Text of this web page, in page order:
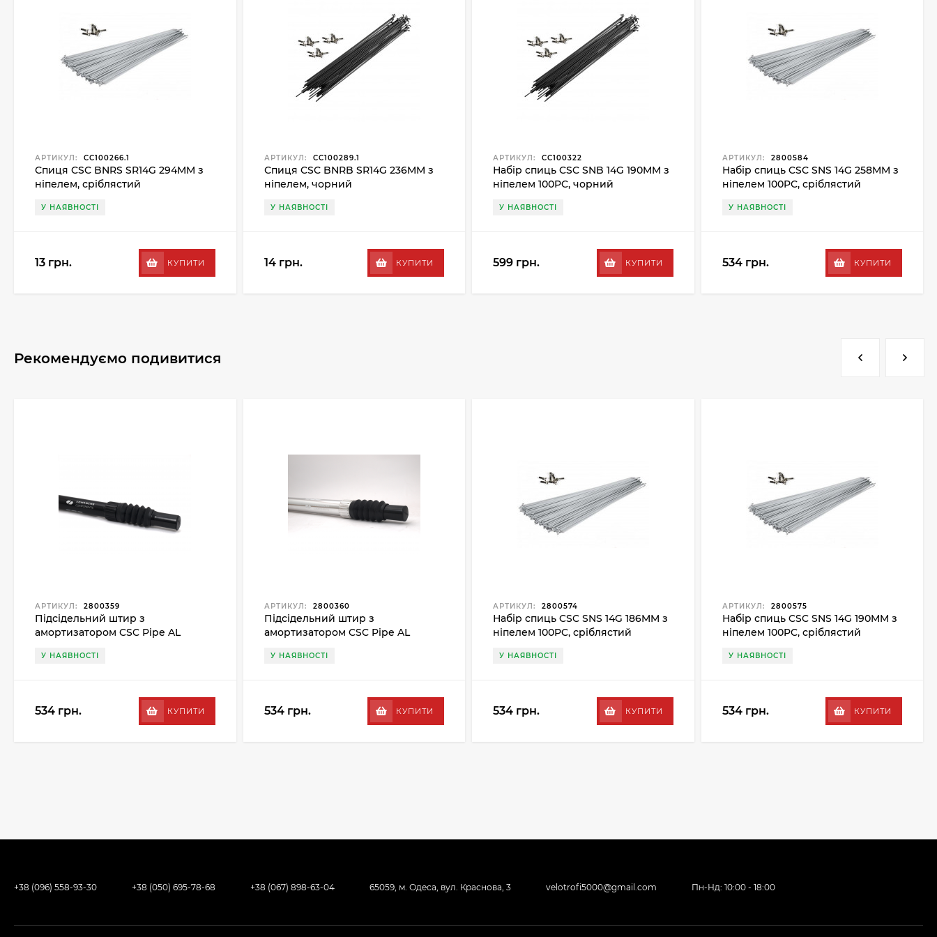
АРТИКУЛ: CC100266.1
Спиця CSC BNRS SR14G 294MM з
ніпелем, сріблястий
У НАЯВНОСТІ
13 грн. КУПИТИ
АРТИКУЛ: CC100289.1
Спиця CSC BNRB SR14G 236MM з
ніпелем, чорний
У НАЯВНОСТІ
14 грн. КУПИТИ
АРТИКУЛ: CC100322
Набір спиць CSC SNB 14G 190MM з
ніпелем 100PC, чорний
У НАЯВНОСТІ
599 грн. КУПИТИ
АРТИКУЛ: 2800584
Набір спиць CSC SNS 14G 258MM з
ніпелем 100PC, сріблястий
У НАЯВНОСТІ
534 грн. КУПИТИ
Рекомендуємо подивитися
АРТИКУЛ: 2800359
Підсідельний штир з
амортизатором CSC Pipe AL
У НАЯВНОСТІ
534 грн. КУПИТИ
АРТИКУЛ: 2800360
Підсідельний штир з
амортизатором CSC Pipe AL
У НАЯВНОСТІ
534 грн. КУПИТИ
АРТИКУЛ: 2800574
Набір спиць CSC SNS 14G 186MM з
ніпелем 100PC, сріблястий
У НАЯВНОСТІ
534 грн. КУПИТИ
АРТИКУЛ: 2800575
Набір спиць CSC SNS 14G 190MM з
ніпелем 100PC, сріблястий
У НАЯВНОСТІ
534 грн. КУПИТИ
+38 (096) 558-93-30 +38 (050) 695-78-68 +38 (067) 898-63-04 65059, м. Одеса, вул. Краснова, 3 velotrofi5000@gmail.com Пн-Нд: 10:00 - 18:00